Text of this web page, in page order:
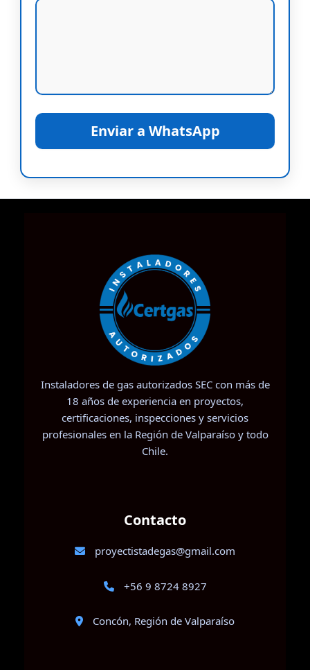
Enviar a WhatsApp
Instaladores de gas autorizados SEC con más de
18 años de experiencia en proyectos,
certificaciones, inspecciones y servicios
profesionales en la Región de Valparaíso y todo
Chile.
Contacto
proyectistadegas@gmail.com
+56 9 8724 8927
Concón, Región de Valparaíso